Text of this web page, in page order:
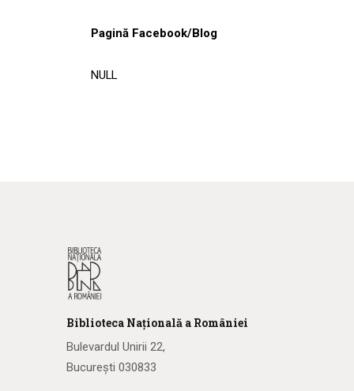
Pagină Facebook/Blog
NULL
Biblioteca Națională a României
Bulevardul Unirii 22,
București 030833